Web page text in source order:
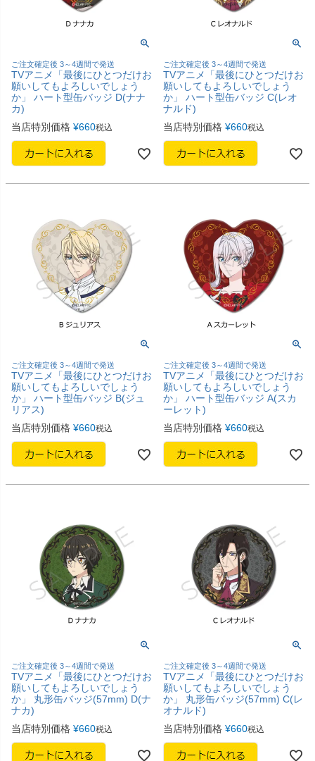
ご注文確定後 3～4週間で発送
TVアニメ「最後にひとつだけお
願いしてもよろしいでしょう
か」 ハート型缶バッジ D(ナナ
カ)
当店特別価格 ¥660税込
ご注文確定後 3～4週間で発送
TVアニメ「最後にひとつだけお
願いしてもよろしいでしょう
か」 ハート型缶バッジ C(レオ
ナルド)
当店特別価格 ¥660税込
ご注文確定後 3～4週間で発送
TVアニメ「最後にひとつだけお
願いしてもよろしいでしょう
か」 ハート型缶バッジ B(ジュ
リアス)
当店特別価格 ¥660税込
ご注文確定後 3～4週間で発送
TVアニメ「最後にひとつだけお
願いしてもよろしいでしょう
か」 ハート型缶バッジ A(スカ
ーレット)
当店特別価格 ¥660税込
ご注文確定後 3～4週間で発送
TVアニメ「最後にひとつだけお
願いしてもよろしいでしょう
か」 丸形缶バッジ(57mm) D(ナ
ナカ)
当店特別価格 ¥660税込
ご注文確定後 3～4週間で発送
TVアニメ「最後にひとつだけお
願いしてもよろしいでしょう
か」 丸形缶バッジ(57mm) C(レ
オナルド)
当店特別価格 ¥660税込